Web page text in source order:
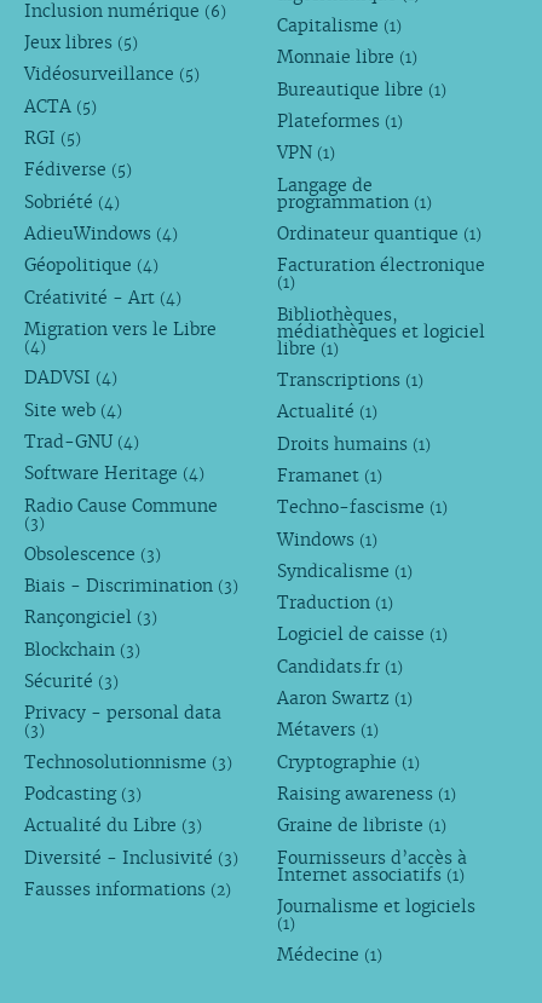
Inclusion numérique (6)
Jeux libres (5)
Vidéosurveillance (5)
ACTA (5)
RGI (5)
Fédiverse (5)
Sobriété (4)
AdieuWindows (4)
Géopolitique (4)
Créativité - Art (4)
Migration vers le Libre
(4)
DADVSI (4)
Site web (4)
Trad-GNU (4)
Software Heritage (4)
Radio Cause Commune
(3)
Obsolescence (3)
Biais - Discrimination (3)
Rançongiciel (3)
Blockchain (3)
Sécurité (3)
Privacy - personal data
(3)
Technosolutionnisme (3)
Podcasting (3)
Actualité du Libre (3)
Diversité - Inclusivité (3)
Fausses informations (2)
Capitalisme (1)
Monnaie libre (1)
Bureautique libre (1)
Plateformes (1)
VPN (1)
Langage de
programmation (1)
Ordinateur quantique (1)
Facturation électronique
(1)
Bibliothèques,
médiathèques et logiciel
libre (1)
Transcriptions (1)
Actualité (1)
Droits humains (1)
Framanet (1)
Techno-fascisme (1)
Windows (1)
Syndicalisme (1)
Traduction (1)
Logiciel de caisse (1)
Candidats.fr (1)
Aaron Swartz (1)
Métavers (1)
Cryptographie (1)
Raising awareness (1)
Graine de libriste (1)
Fournisseurs d’accès à
Internet associatifs (1)
Journalisme et logiciels
(1)
Médecine (1)